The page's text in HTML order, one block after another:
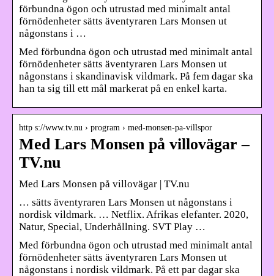
förbundna ögon och utrustad med minimalt antal
förnödenheter sätts äventyraren Lars Monsen ut
någonstans i …
Med förbundna ögon och utrustad med minimalt antal
förnödenheter sätts äventyraren Lars Monsen ut
någonstans i skandinavisk vildmark. På fem dagar ska
han ta sig till ett mål markerat på en enkel karta.
http s://www.tv.nu › program › med-monsen-pa-villspor
Med Lars Monsen på villovägar –
TV.nu
Med Lars Monsen på villovägar | TV.nu
… sätts äventyraren Lars Monsen ut någonstans i
nordisk vildmark. … Netflix. Afrikas elefanter. 2020,
Natur, Special, Underhållning. SVT Play …
Med förbundna ögon och utrustad med minimalt antal
förnödenheter sätts äventyraren Lars Monsen ut
någonstans i nordisk vildmark. På ett par dagar ska